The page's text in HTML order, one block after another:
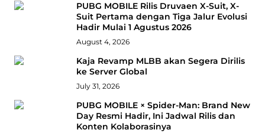
PUBG MOBILE Rilis Druvaen X-Suit, X-
Suit Pertama dengan Tiga Jalur Evolusi
Hadir Mulai 1 Agustus 2026
August 4, 2026
Kaja Revamp MLBB akan Segera Dirilis
ke Server Global
July 31, 2026
PUBG MOBILE × Spider-Man: Brand New
Day Resmi Hadir, Ini Jadwal Rilis dan
Konten Kolaborasinya